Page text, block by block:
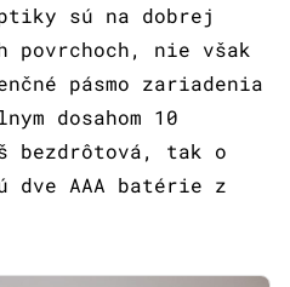
sú na dobrej
povrchoch, nie však
pásmo zariadenia
dosahom 10
bezdrôtová, tak o
dve AAA batérie z